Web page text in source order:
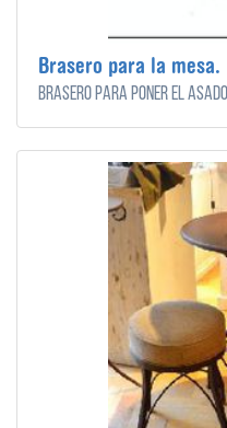
Brasero para la mesa.